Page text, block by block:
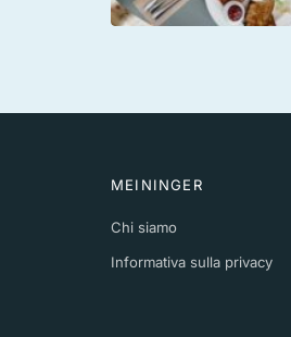
MEININGER
Chi siamo
Informativa sulla privacy